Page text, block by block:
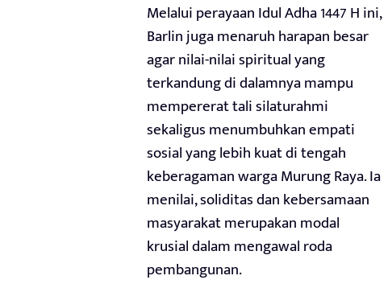
Melalui perayaan Idul Adha 1447 H ini,
Barlin juga menaruh harapan besar
agar nilai-nilai spiritual yang
terkandung di dalamnya mampu
mempererat tali silaturahmi
sekaligus menumbuhkan empati
sosial yang lebih kuat di tengah
keberagaman warga Murung Raya. Ia
menilai, soliditas dan kebersamaan
masyarakat merupakan modal
krusial dalam mengawal roda
pembangunan.